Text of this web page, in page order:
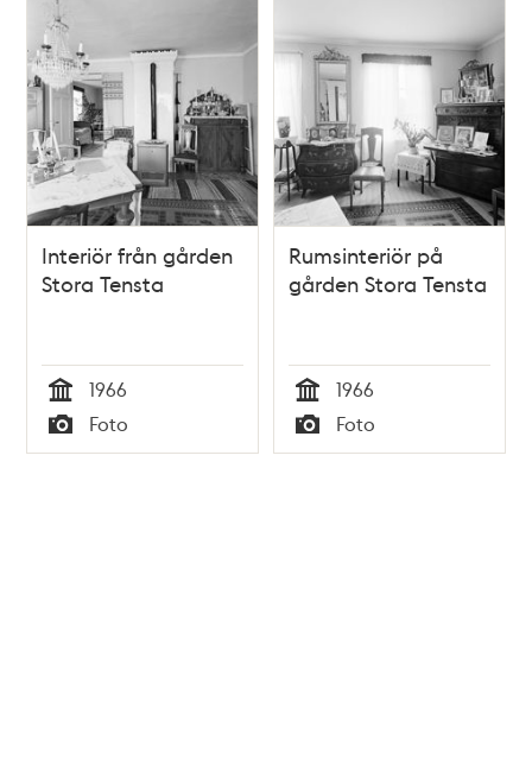
Interiör från gården
Stora Tensta
Tid
1966
Typ
Foto
Rumsinteriör på
gården Stora Tensta
Tid
1966
Typ
Foto